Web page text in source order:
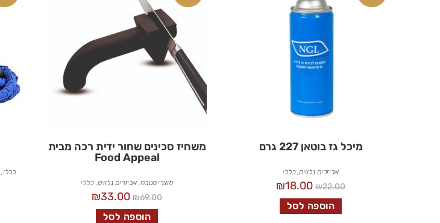
מיכל גז בוטאן 227 גרם
אביזרים נלווים,כללי
₪22.00
₪18.00
הוספה לסל
משחיז סכינים שחור ידית רכה מבית
Food Appeal
מוצרי מטבח אביזרים נלווים ,כללי
₪69.00
₪33.00
הוספה לסל
כללי